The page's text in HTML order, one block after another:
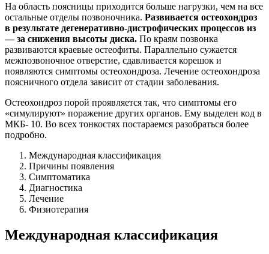
На область поясницы приходится больше нагрузки, чем на все
остальные отделы позвоночника. Развивается остеохондроз
в результате дегенеративно-дистрофических процессов из
— за снижения высоты диска. По краям позвонка
развиваются краевые остеофиты. Параллельно сужается
межпозвоночное отверстие, сдавливается корешок и
появляются симптомы остеохондроза. Лечение остеохондроза
поясничного отдела зависит от стадии заболевания.
Остеохондроз порой проявляется так, что симптомы его
«симулируют» поражение других органов. Ему выделен код в
МКБ- 10. Во всех тонкостях постараемся разобраться более
подробно.
Международная классификация
Причины появления
Симптоматика
Диагностика
Лечение
Физиотерапия
Международная классификация